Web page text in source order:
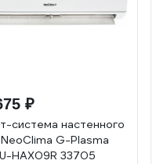
₽
система настенного
G-Plasma
HAX09R 33705